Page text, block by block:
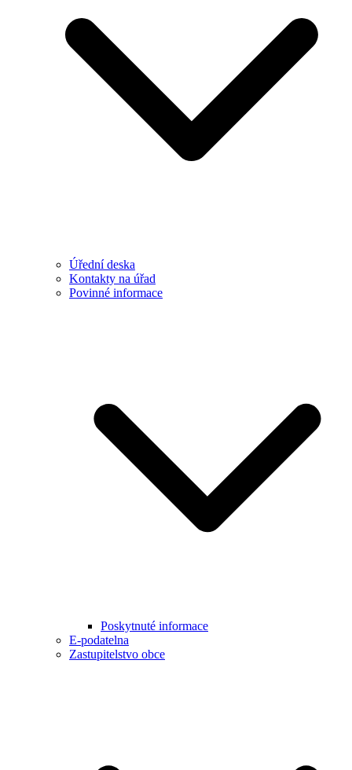
Úřední deska
Kontakty na úřad
Povinné informace
Poskytnuté informace
E-podatelna
Zastupitelstvo obce